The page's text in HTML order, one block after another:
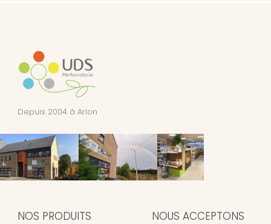
Depuis 2004 à Arlon
NOS PRODUITS NOUS ACCEPTONS